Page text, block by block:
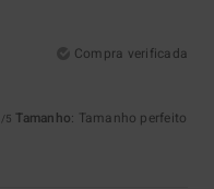
Compra verificada
/5 Tamanho: Tamanho perfeito